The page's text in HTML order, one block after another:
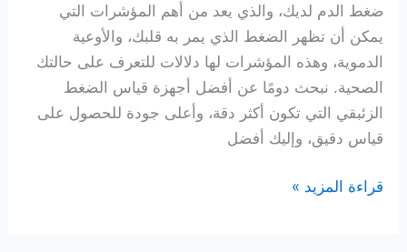
ضغط الدم لديك، والذي يعد من أهم المؤشرات التي
يمكن أن تظهر الضغط الذي يمر به قلبك، والأوعية
الدموية، وهذه المؤشرات لها دلالات للتعرف على حالتك
الصحية. نبحث دومًا عن أفضل أجهزة قياس الضغط
الزئبقي التي تكون أكثر دقة، وأعلى جودة للحصول على
قياس دقيق، وإليك أفضل
أفضل
قراءة المزيد »